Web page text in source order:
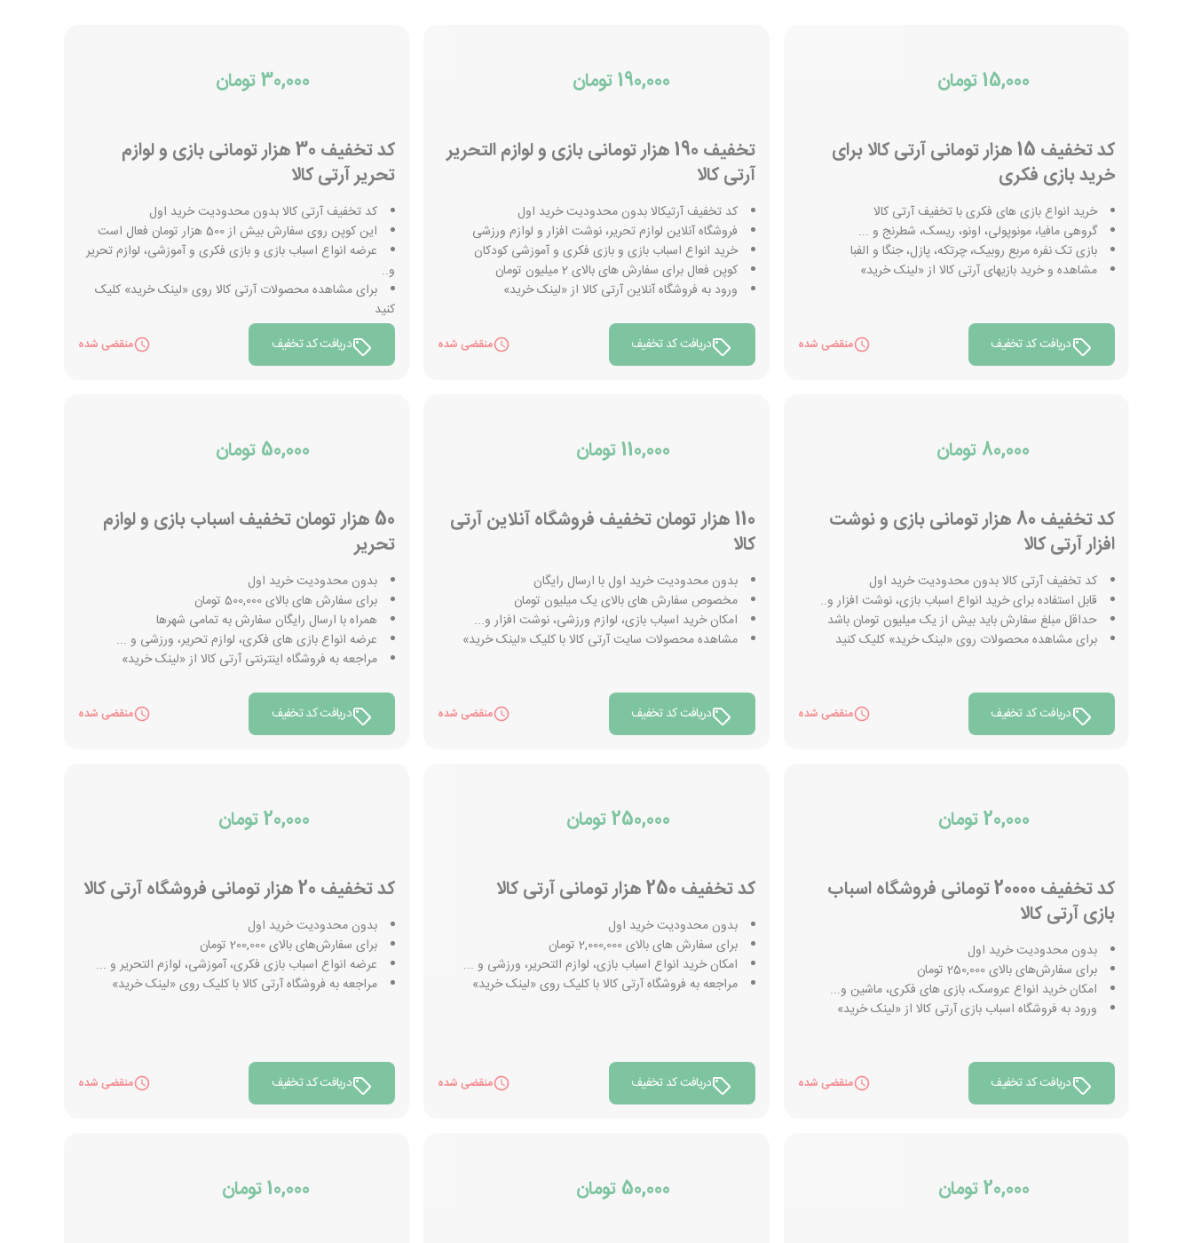
15,000 تومان
کد تخفیف 15 هزار تومانی آرتی کالا برای
خرید بازی فکری
خرید انواع بازی های فکری با تخفیف آرتی کالا
گروهی مافیا، مونوپولی، اونو، ریسک، شطرنج و ...
بازی تک نفره مربع روبیک، چرتکه، پازل، جنگا و الفبا
مشاهده و خرید بازیهای آرتی کالا از «لینک خرید»
دریافت کد تخفیف منقضی شده
190,000 تومان
تخفیف 190 هزار تومانی بازی و لوازم التحریر
آرتی کالا
کد تخفیف آرتیکالا بدون محدودیت خرید اول
فروشگاه آنلاین لوازم تحریر، نوشت افزار و لوازم ورزشی
خرید انواع اسباب بازی و بازی فکری و آموزشی کودکان
کوپن فعال برای سفارش های بالای 2 میلیون تومان
ورود به فروشگاه آنلاین آرتی کالا از «لینک خرید»
دریافت کد تخفیف منقضی شده
30,000 تومان
کد تخفیف 30 هزار تومانی بازی و لوازم
تحریر آرتی کالا
کد تخفیف آرتی کالا بدون محدودیت خرید اول
این کوپن روی سفارش بیش از 500 هزار تومان فعال است
عرضه انواع اسباب بازی و بازی فکری و آموزشی، لوازم تحریر
و..
برای مشاهده محصولات آرتی کالا روی «لینک خرید» کلیک
کنید
دریافت کد تخفیف
منقضی شده
80,000 تومان
کد تخفیف 80 هزار تومانی بازی و نوشت
افزار آرتی کالا
کد تخفیف آرتی کالا بدون محدودیت خرید اول
قابل استفاده برای خرید انواع اسباب بازی، نوشت افزار و..
حداقل مبلغ سفارش باید بیش از یک میلیون تومان باشد
برای مشاهده محصولات روی «لینک خرید» کلیک کنید
دریافت کد تخفیف منقضی شده
110,000 تومان
110 هزار تومان تخفیف فروشگاه آنلاین آرتی
کالا
بدون محدودیت خرید اول با ارسال رایگان
مخصوص سفارش های بالای یک میلیون تومان
امکان خرید اسباب بازی، لوازم ورزشی، نوشت افزار و...
مشاهده محصولات سایت آرتی کالا با کلیک «لینک خرید»
دریافت کد تخفیف منقضی شده
50,000 تومان
50 هزار تومان تخفیف اسباب بازی و لوازم
تحریر
بدون محدودیت خرید اول
برای سفارش های بالای 500,000 تومان
همراه با ارسال رایگان سفارش به تمامی شهرها
عرضه انواع بازی های فکری، لوازم تحریر، ورزشی و ...
مراجعه به فروشگاه اینترنتی آرتی کالا از «لینک خرید»
دریافت کد تخفیف منقضی شده
20,000 تومان
کد تخفیف 20000 تومانی فروشگاه اسباب
بازی آرتی کالا
بدون محدودیت خرید اول
برای سفارش‌های بالای 250,000 تومان
امکان خرید انواع عروسک، بازی های فکری، ماشین و...
ورود به فروشگاه اسباب بازی آرتی کالا از «لینک خرید»
دریافت کد تخفیف منقضی شده
250,000 تومان
کد تخفیف 250 هزار تومانی آرتی کالا
بدون محدودیت خرید اول
برای سفارش های بالای 2,000,000 تومان
امکان خرید انواع اسباب بازی، لوازم التحریر، ورزشی و ...
مراجعه به فروشگاه آرتی کالا با کلیک روی «لینک خرید»
دریافت کد تخفیف منقضی شده
20,000 تومان
کد تخفیف 20 هزار تومانی فروشگاه آرتی کالا
بدون محدودیت خرید اول
برای سفارش‌های بالای 200,000 تومان
عرضه انواع اسباب بازی فکری، آموزشی، لوازم التحریر و ...
مراجعه به فروشگاه آرتی کالا با کلیک روی «لینک خرید»
دریافت کد تخفیف منقضی شده
20,000 تومان 50,000 تومان 10,000 تومان